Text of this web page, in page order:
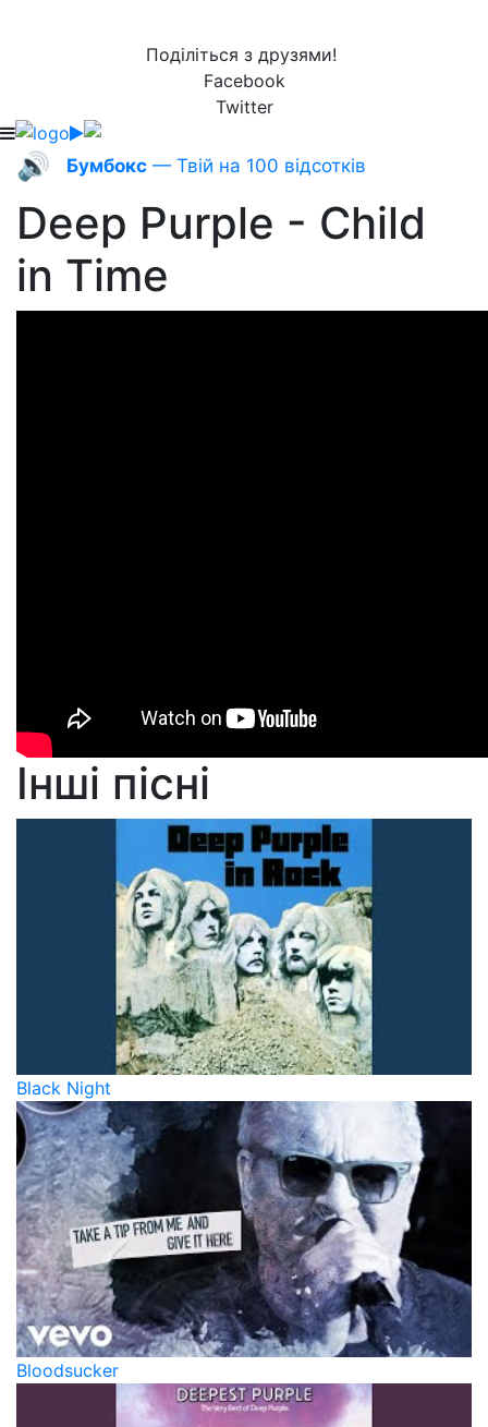
Поділіться з друзями!
Facebook
Twitter
🔊 Бумбокс — Твій на 100 відсотків
Deep Purple - Child
in Time
Інші пісні
Black Night
Bloodsucker